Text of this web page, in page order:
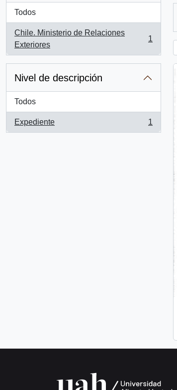
Todos
Chile. Ministerio de Relaciones
Exteriores
, 1 resultados
1
Nivel de descripción
Todos
Expediente
, 1 resultados
1